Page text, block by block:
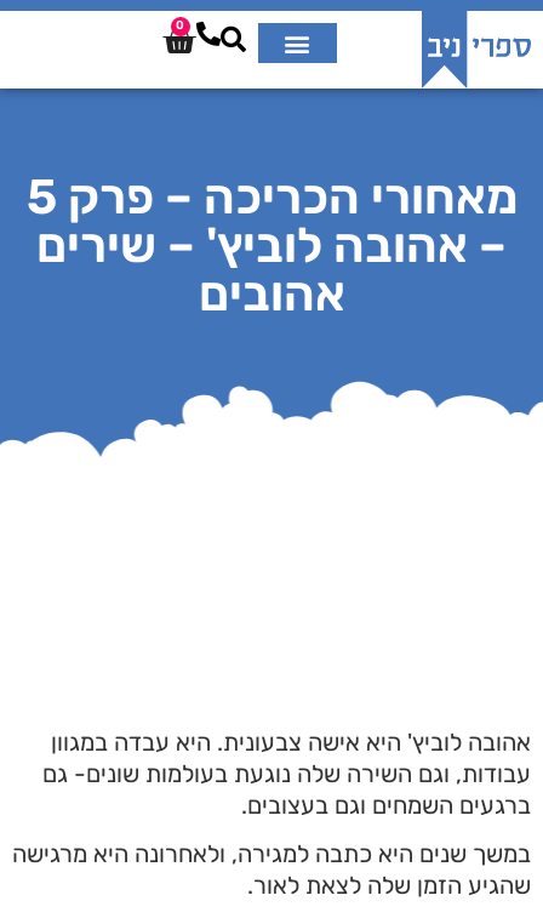
0
מאחורי הכריכה – פרק 5
– אהובה לוביץ' – שירים
אהובים
אהובה לוביץ' היא אישה צבעונית. היא עבדה במגוון
עבודות, וגם השירה שלה נוגעת בעולמות שונים- גם
ברגעים השמחים וגם בעצובים.
במשך שנים היא כתבה למגירה, ולאחרונה היא מרגישה
שהגיע הזמן שלה לצאת לאור.